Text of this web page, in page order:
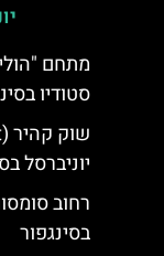
מתחם
סטודיו
יוניברסל
רחוב
בסינגפור